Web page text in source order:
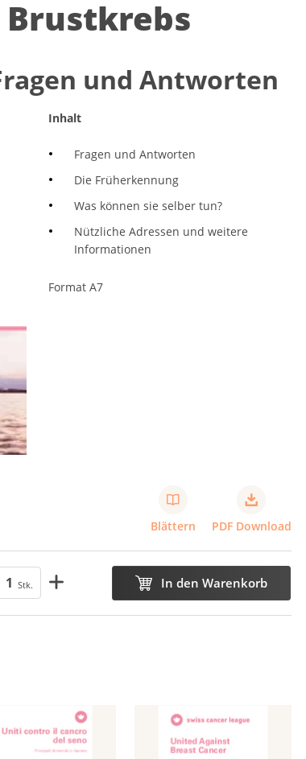
und Ant­wor­ten
Inhalt
Fragen und Antworten
Die Früherkennung
Was können sie selber tun?
Nützliche Adressen und weitere
Informationen
Format A7
Blättern PDF Download
Stk. In den Warenkorb